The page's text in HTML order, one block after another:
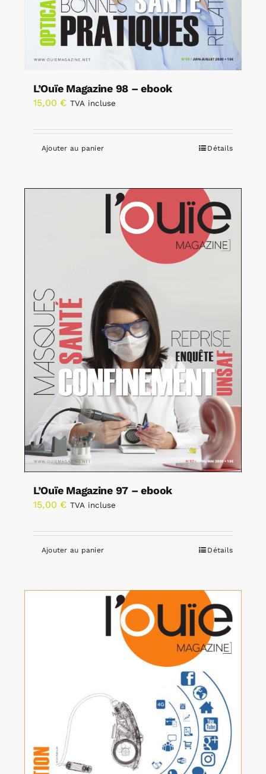
L’Ouïe Magazine 98 – ebook
15,00 € TVA incluse
Ajouter au panier Détails
L’Ouïe Magazine 97 – ebook
15,00 € TVA incluse
Ajouter au panier Détails